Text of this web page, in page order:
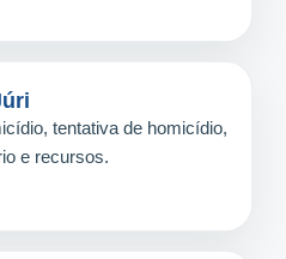
tentativa de homicídio,
e recursos.